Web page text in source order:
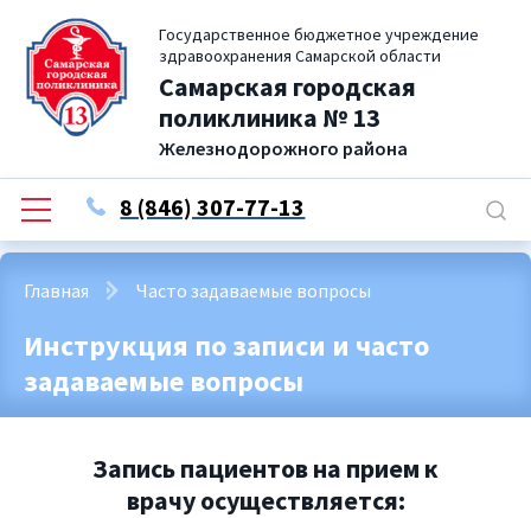
Государственное бюджетное учреждение
здравоохранения Самарской области
Самарская городская
поликлиника № 13
Железнодорожного района
8 (846) 307-77-13
Главная Часто задаваемые вопросы
Инструкция по записи и часто
задаваемые вопросы
Запись пациентов на прием к
врачу осуществляется: